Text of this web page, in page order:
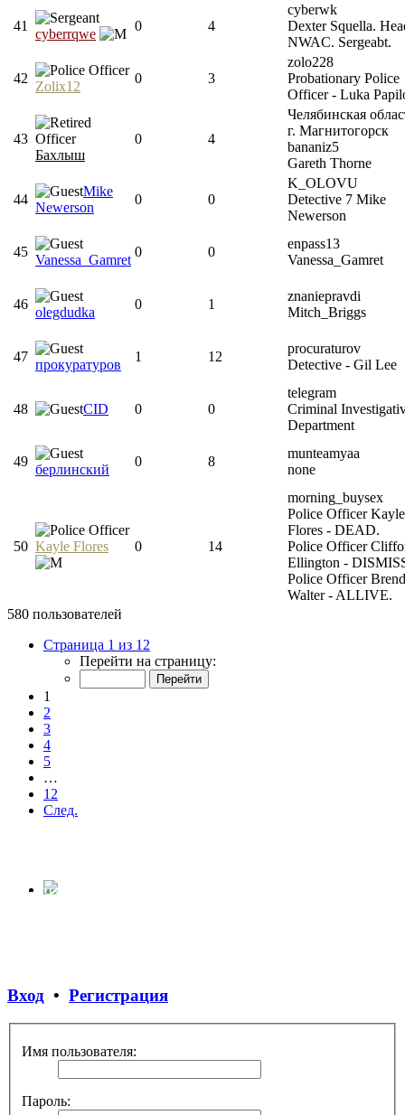
41
cyberrqwe
0 4
cyberwk
Dexter Squella.
NWAC. Sergeabt.
42
Zolix12
0 3
zolo228
Probationary Police
Officer - Luka
43
Бахлыш
0 4
Челябинская
г. Магнитогорск
bananiz5
Gareth Thorne
44
Mike
Newerson
0 0
K_OLOVU
Detective 7 Mike
Newerson
45
Vanessa_Gamret
0 0
enpass13
Vanessa_Gamret
46
olegdudka
0 1
znaniepravdi
Mitch_Briggs
47
прокуратуров
1 12
procuraturov
Detective - Gil Lee
48 CID 0 0
telegram
Criminal
Department
49
берлинский
0 8
munteamyaa
none
50 Kayle Flores 0 14
morning_buysex
Police Officer Kayle
Flores - DEAD.
Police Officer
Ellington -
Police Officer
Walter - ALLIVE.
580 пользователей
Страница 1 из 12
Перейти на страницу:
1
2
3
4
5
…
12
След.
Часовой пояс:
Вход • Регистрация
Имя пользователя:
Пароль: